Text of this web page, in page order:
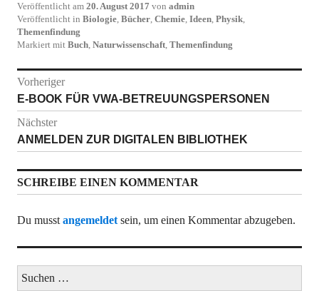
Veröffentlicht am 20. August 2017 von admin
Veröffentlicht in Biologie, Bücher, Chemie, Ideen, Physik,
Themenfindung
Markiert mit Buch, Naturwissenschaft, Themenfindung
Beitragsnavigation
Vorheriger
Vorheriger
Beitrag:
E-BOOK FÜR VWA-BETREUUNGSPERSONEN
Nächster
Nächster
Beitrag:
ANMELDEN ZUR DIGITALEN BIBLIOTHEK
SCHREIBE EINEN KOMMENTAR
Du musst angemeldet sein, um einen Kommentar abzugeben.
nach: